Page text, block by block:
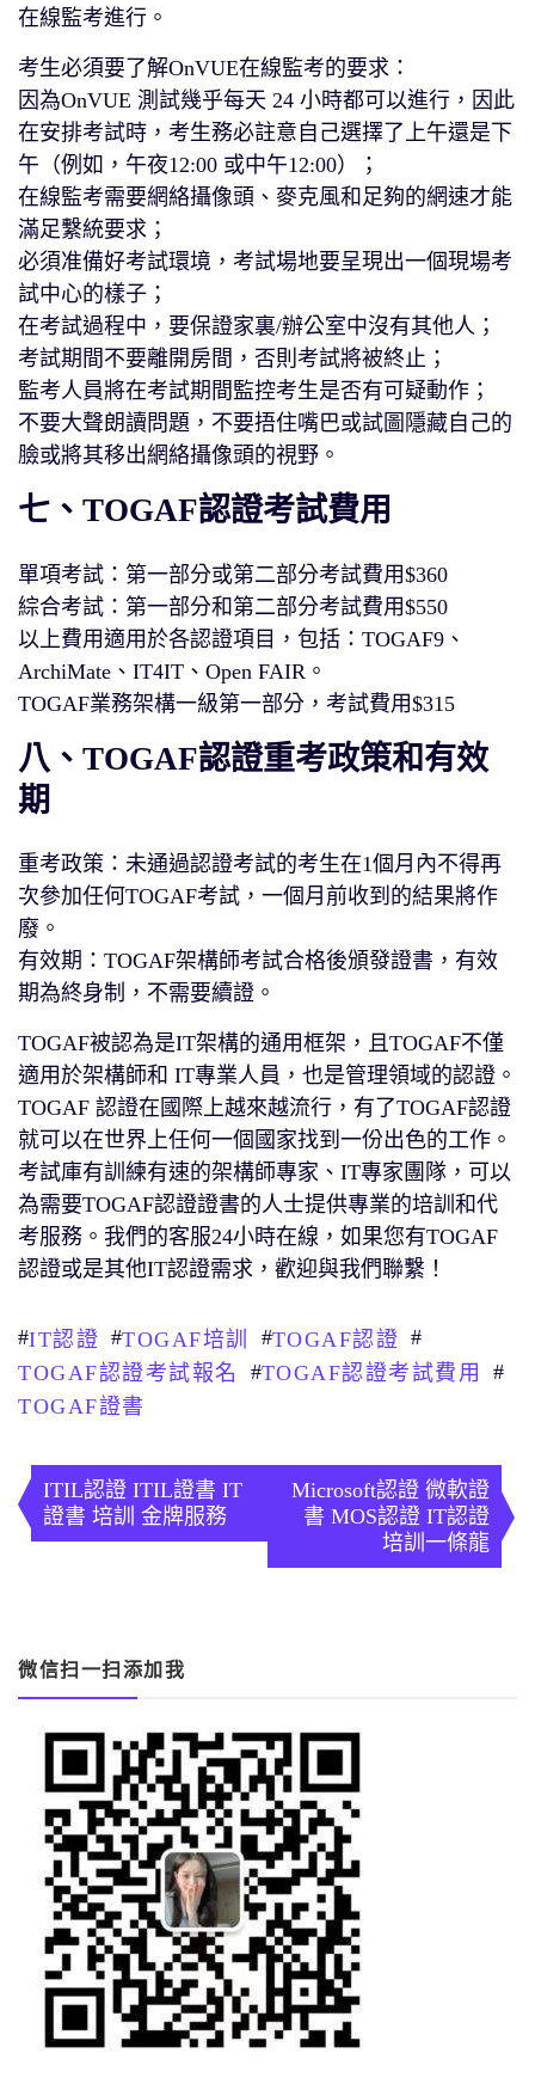
在線監考進行。
考生必須要了解OnVUE在線監考的要求：
因為OnVUE 測試幾乎每天 24 小時都可以進行，因此
在安排考試時，考生務必註意自己選擇了上午還是下
午（例如，午夜12:00 或中午12:00）；
在線監考需要網絡攝像頭、麥克風和足夠的網速才能
滿足繫統要求；
必須准備好考試環境，考試場地要呈現出一個現場考
試中心的樣子；
在考試過程中，要保證家裏/辦公室中沒有其他人；
考試期間不要離開房間，否則考試將被終止；
監考人員將在考試期間監控考生是否有可疑動作；
不要大聲朗讀問題，不要捂住嘴巴或試圖隱藏自己的
臉或將其移出網絡攝像頭的視野。
七、TOGAF認證考試費用
單項考試：第一部分或第二部分考試費用$360
綜合考試：第一部分和第二部分考試費用$550
以上費用適用於各認證項目，包括：TOGAF9、
ArchiMate、IT4IT、Open FAIR。
TOGAF業務架構一級第一部分，考試費用$315
八、TOGAF認證重考政策和有效
期
重考政策：未通過認證考試的考生在1個月內不得再
次參加任何TOGAF考試，一個月前收到的結果將作
廢。
有效期：TOGAF架構師考試合格後頒發證書，有效
期為終身制，不需要續證。
TOGAF被認為是IT架構的通用框架，且TOGAF不僅
適用於架構師和 IT專業人員，也是管理領域的認證。
TOGAF 認證在國際上越來越流行，有了TOGAF認證
就可以在世界上任何一個國家找到一份出色的工作。
考試庫有訓練有速的架構師專家、IT專家團隊，可以
為需要TOGAF認證證書的人士提供專業的培訓和代
考服務。我們的客服24小時在線，如果您有TOGAF
認證或是其他IT認證需求，歡迎與我們聯繫！
#IT認證 #TOGAF培訓 #TOGAF認證 #
TOGAF認證考試報名
#TOGAF認證考試費用
#
TOGAF證書
章
導
ITIL認證 ITIL證書 IT
證書 培訓 金牌服務
Microsoft認證 微軟證
書 MOS認證 IT認證
培訓一條龍
微信扫一扫添加我